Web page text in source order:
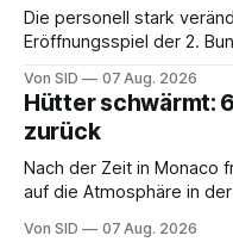
Die personell stark
Eröffnungsspiel der 2.
Von SID 07 Aug. 2026
Hütter schwärmt:
zurück
Nach der Zeit in Monaco
auf die Atmosphäre in
Von SID 07 Aug. 2026